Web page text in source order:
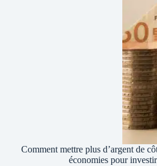
Comment mettre plus d’argent de
économies pour investir